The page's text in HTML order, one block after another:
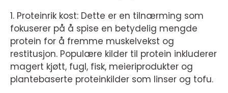
1. Proteinrik kost: Dette er en tilnærming som
fokuserer på å spise en betydelig mengde
protein for å fremme muskelvekst og
restitusjon. Populære kilder til protein inkluderer
magert kjøtt, fugl, fisk, meieriprodukter og
plantebaserte proteinkilder som linser og tofu.